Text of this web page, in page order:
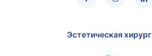
Эстетическая